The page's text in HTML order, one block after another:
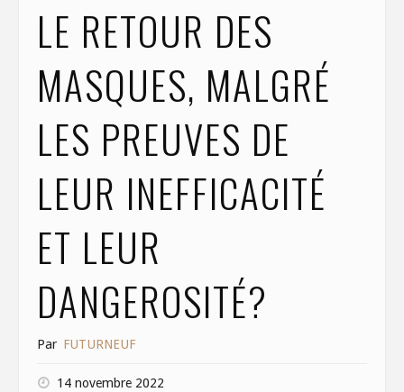
LE RETOUR DES
MASQUES, MALGRÉ
LES PREUVES DE
LEUR INEFFICACITÉ
ET LEUR
DANGEROSITÉ?
Par FUTURNEUF
14 novembre 2022